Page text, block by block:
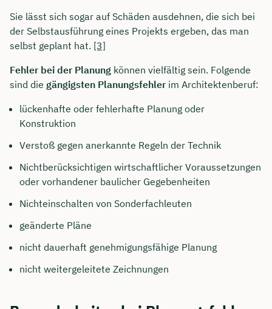
Sie lässt sich sogar auf Schäden ausdehnen, die sich bei
der Selbstausführung eines Projekts ergeben, das man
selbst geplant hat. [3]
Fehler bei der Planung können vielfältig sein. Folgende
sind die gängigsten Planungsfehler im Architektenberuf:
lückenhafte oder fehlerhafte Planung oder
Konstruktion
Verstoß gegen anerkannte Regeln der Technik
Nichtberücksichtigen wirtschaftlicher Voraussetzungen
oder vorhandener baulicher Gegebenheiten
Nichteinschalten von Sonderfachleuten
geänderte Pläne
nicht dauerhaft genehmigungsfähige Planung
nicht weitergeleitete Zeichnungen
Jetzt persönliches
Beratungsgespräch mit
Tobias Niendieck sichern 🤝